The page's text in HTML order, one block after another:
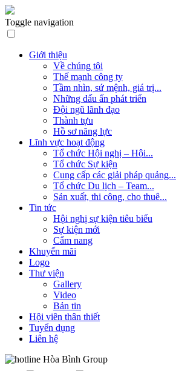
Toggle navigation
Giới thiệu
Về chúng tôi
Thế mạnh công ty
Tầm nhìn, sứ mệnh, giá trị...
Những dấu ấn phát triển
Đội ngũ lãnh đạo
Thành tựu
Hồ sơ năng lực
Lĩnh vực hoạt động
Tổ chức Hội nghị – Hội...
Tổ chức Sự kiện
Cung cấp các giải pháp quảng...
Tổ chức Du lịch – Team...
Sản xuất, thi công, cho thuê...
Tin tức
Hội nghị sự kiện tiêu biểu
Sự kiện mới
Cẩm nang
Khuyến mãi
Logo
Thư viện
Gallery
Video
Bản tin
Hội viên thân thiết
Tuyển dụng
Liên hệ